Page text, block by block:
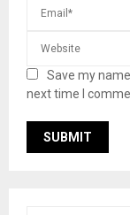
Save my
next time I